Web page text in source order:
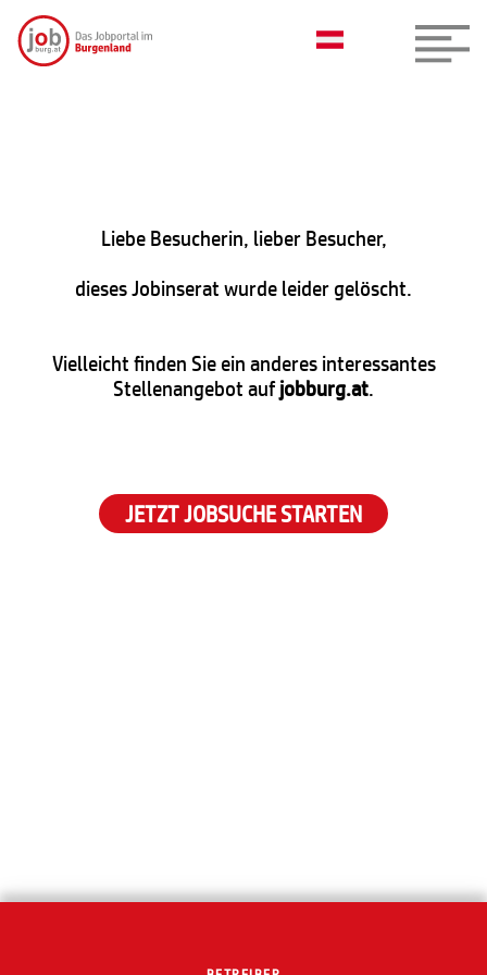
Liebe Besucherin, lieber Besucher,
dieses Jobinserat wurde leider gelöscht.
Vielleicht finden Sie ein anderes interessantes
Stellenangebot aufjobburg.at.
JETZT JOBSUCHE STARTEN